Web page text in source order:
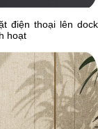
điện thoại lên dock
hoạt